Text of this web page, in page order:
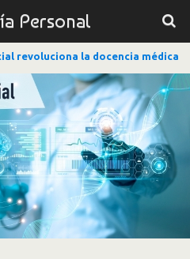
Personal
revoluciona la docencia médica